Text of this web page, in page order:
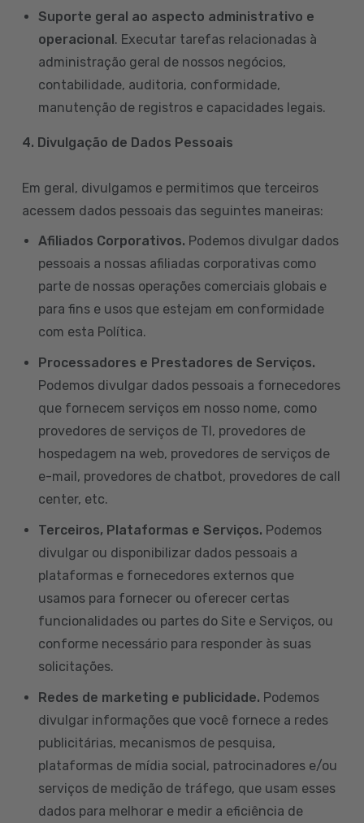
Suporte geral ao aspecto administrativo e
operacional. Executar tarefas relacionadas à
administração geral de nossos negócios,
contabilidade, auditoria, conformidade,
manutenção de registros e capacidades legais.
4. Divulgação de Dados Pessoais
Em geral, divulgamos e permitimos que terceiros
acessem dados pessoais das seguintes maneiras:
Afiliados Corporativos. Podemos divulgar dados
pessoais a nossas afiliadas corporativas como
parte de nossas operações comerciais globais e
para fins e usos que estejam em conformidade
com esta Política.
Processadores e Prestadores de Serviços.
Podemos divulgar dados pessoais a fornecedores
que fornecem serviços em nosso nome, como
provedores de serviços de TI, provedores de
hospedagem na web, provedores de serviços de
e-mail, provedores de chatbot, provedores de call
center, etc.
Terceiros, Plataformas e Serviços. Podemos
divulgar ou disponibilizar dados pessoais a
plataformas e fornecedores externos que
usamos para fornecer ou oferecer certas
funcionalidades ou partes do Site e Serviços, ou
conforme necessário para responder às suas
solicitações.
Redes de marketing e publicidade. Podemos
divulgar informações que você fornece a redes
publicitárias, mecanismos de pesquisa,
plataformas de mídia social, patrocinadores e/ou
serviços de medição de tráfego, que usam esses
dados para melhorar e medir a eficiência de